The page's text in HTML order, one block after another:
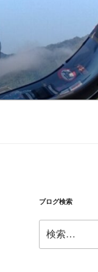
ブログ検索
索: